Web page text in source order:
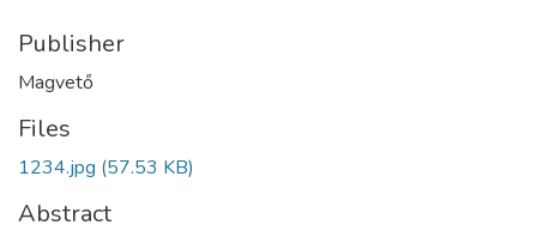
Publisher
Magvető
Files
1234.jpg (57.53 KB)
Abstract